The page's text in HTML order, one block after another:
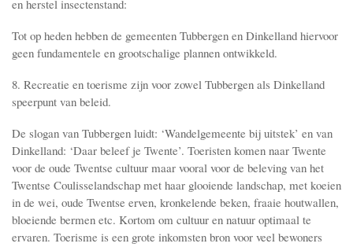
en herstel insectenstand:
Tot op heden hebben de gemeenten Tubbergen en Dinkelland hiervoor
geen fundamentele en grootschalige plannen ontwikkeld.
8. Recreatie en toerisme zijn voor zowel Tubbergen als Dinkelland
speerpunt van beleid.
De slogan van Tubbergen luidt: ‘Wandelgemeente bij uitstek’ en van
Dinkelland: ‘Daar beleef je Twente’. Toeristen komen naar Twente
voor de oude Twentse cultuur maar vooral voor de beleving van het
Twentse Coulisselandschap met haar glooiende landschap, met koeien
in de wei, oude Twentse erven, kronkelende beken, fraaie houtwallen,
bloeiende bermen etc. Kortom om cultuur en natuur optimaal te
ervaren. Toerisme is een grote inkomsten bron voor veel bewoners